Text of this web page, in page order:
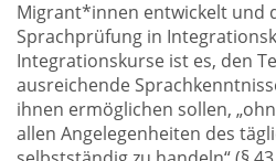
Migrant*innen entwickelt und
Sprachprüfung in
Integrationskurse ist es, den
ausreichende
ihnen ermöglichen sollen,
allen Angelegenheiten des